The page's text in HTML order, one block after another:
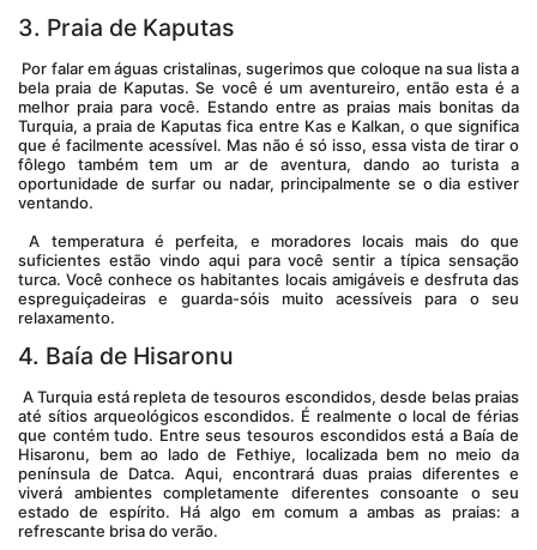
3. Praia de Kaputas
bela praia de Kaputas. Se você é um aventureiro, então esta é a
melhor praia para você. Estando entre as praias mais bonitas da
Turquia, a praia de Kaputas fica entre Kas e Kalkan, o que significa
que é facilmente acessível. Mas não é só isso, essa vista de tirar o
fôlego também tem um ar de aventura, dando ao turista a
oportunidade de surfar ou nadar, principalmente se o dia estiver
ventando.
A temperatura é perfeita, e moradores locais mais do que
suficientes estão vindo aqui para você sentir a típica sensação
turca. Você conhece os habitantes locais amigáveis e desfruta das
espreguiçadeiras e guarda-sóis muito acessíveis para o seu
relaxamento.
4. Baía de Hisaronu
até sítios arqueológicos escondidos. É realmente o local de férias
que contém tudo. Entre seus tesouros escondidos está a Baía de
Hisaronu, bem ao lado de Fethiye, localizada bem no meio da
península de Datca. Aqui, encontrará duas praias diferentes e
viverá ambientes completamente diferentes consoante o seu
estado de espírito. Há algo em comum a ambas as praias: a
refrescante brisa do verão.